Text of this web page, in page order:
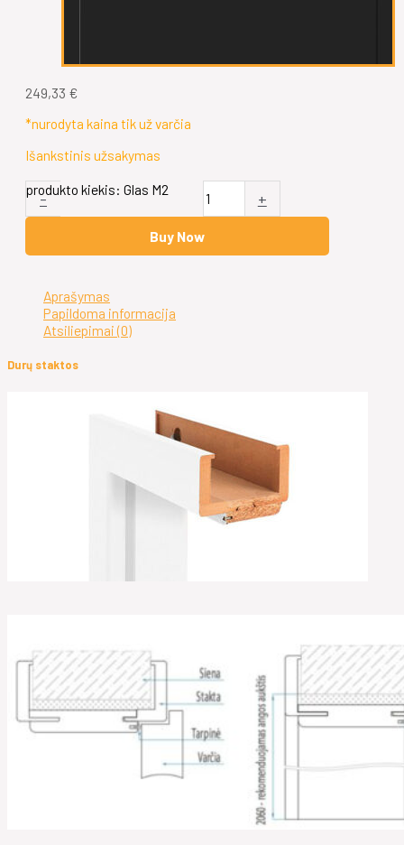
249,33 €
*nurodyta kaina tik už varčia
Išankstinis užsakymas
-
produkto kiekis: Glas M2 +
Buy Now
Aprašymas
Papildoma informacija
Atsiliepimai (0)
Durų staktos